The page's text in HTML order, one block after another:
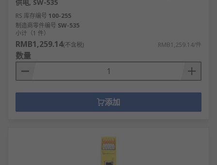
供电, SW-535
RS 库存编号 100-255
制造商零件编号 SW-535
小计（1 件）
RMB1,259.14(不含税) RMB1,259.14/件
数量
添加